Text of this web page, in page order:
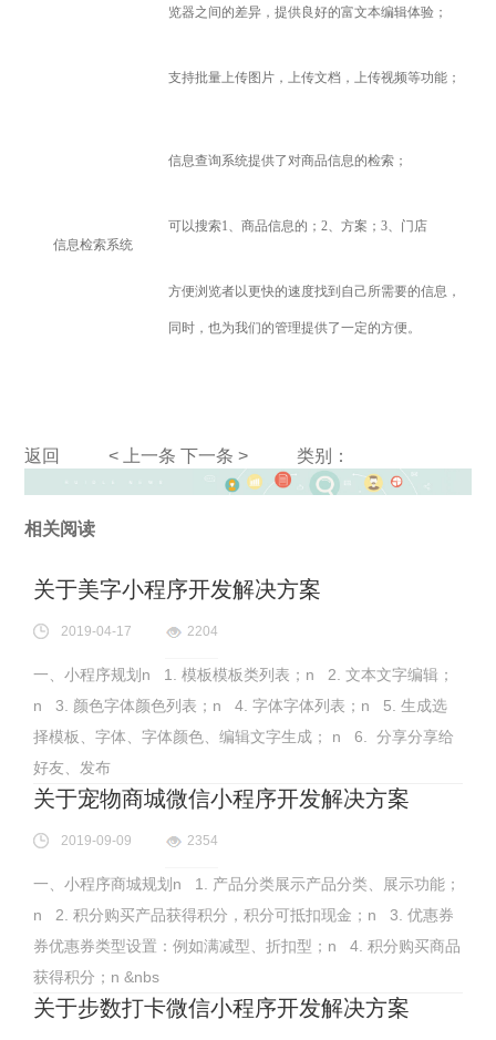
览器之间的差异，提供良好的富文本编辑体验；
支持批量上传图片，上传文档，上传视频等功能；
信息检索系统
信息查询系统提供了对商品信息的检索；
可以搜索1、商品信息的；2、方案；3、门店
方便浏览者以更快的速度找到自己所需要的信息，
同时，也为我们的管理提供了一定的方便。
返回 < 上一条 下一条 > 类别：
相关阅读
关于美字小程序开发解决方案
2019-04-17 2204
一、小程序规划n 1. 模板模板类列表；n 2. 文本文字编辑；
n 3. 颜色字体颜色列表；n 4. 字体字体列表；n 5. 生成选
择模板、字体、字体颜色、编辑文字生成； n 6. 分享分享给
好友、发布
关于宠物商城微信小程序开发解决方案
2019-09-09 2354
一、小程序商城规划n 1. 产品分类展示产品分类、展示功能；
n 2. 积分购买产品获得积分，积分可抵扣现金；n 3. 优惠券
券优惠券类型设置：例如满减型、折扣型；n 4. 积分购买商品
获得积分；n &nbs
关于步数打卡微信小程序开发解决方案